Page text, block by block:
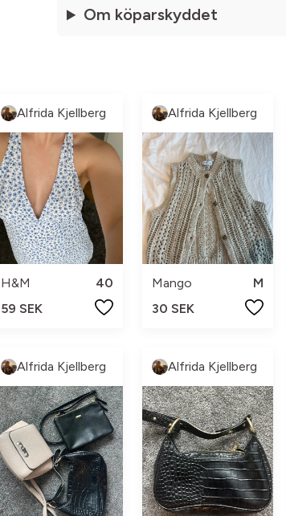
Om köparskyddet
Alfrida Kjellberg
H&M
40
59 SEK
Alfrida Kjellberg
Mango
M
30 SEK
Alfrida Kjellberg Alfrida Kjellberg